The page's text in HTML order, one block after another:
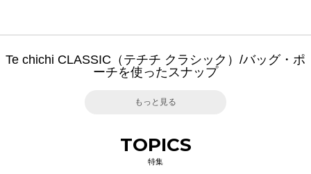
Te chichi CLASSIC（テチチ クラシック）/バッグ・ポ
ーチを使ったスナップ
もっと見る
TOPICS
特集